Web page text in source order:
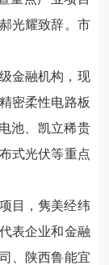
光耀致辞。市
金融机构，现
密柔性电路板
池、凯立稀贵
式光伏等重点
目，隽美经纬
表企业和金融
、陕西鲁能宜